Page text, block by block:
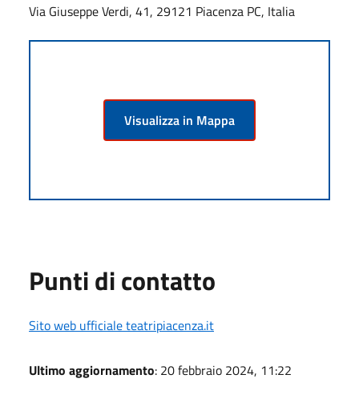
Via Giuseppe Verdi, 41, 29121 Piacenza PC, Italia
Visualizza in Mappa
Punti di contatto
Sito web ufficiale teatripiacenza.it
Ultimo aggiornamento: 20 febbraio 2024, 11:22